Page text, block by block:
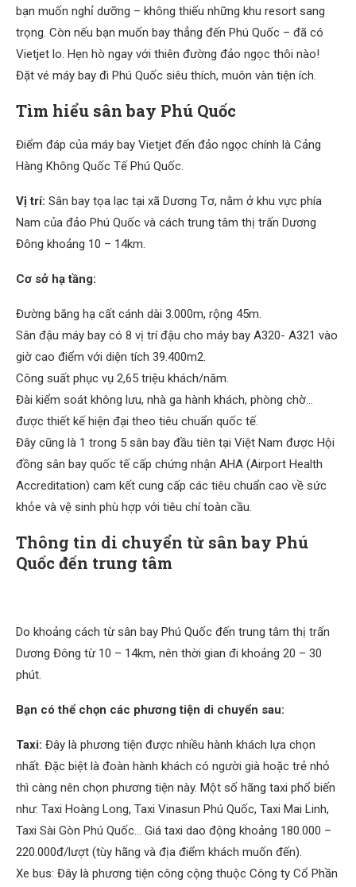
bạn muốn nghỉ dưỡng – không thiếu những khu resort sang
trọng. Còn nếu bạn muốn bay thẳng đến Phú Quốc – đã có
Vietjet lo. Hẹn hò ngay với thiên đường đảo ngọc thôi nào!
Đặt vé máy bay đi Phú Quốc siêu thích, muôn vàn tiện ích.
Tìm hiểu sân bay Phú Quốc
Điểm đáp của máy bay Vietjet đến đảo ngọc chính là Cảng
Hàng Không Quốc Tế Phú Quốc.
Vị trí: Sân bay tọa lạc tại xã Dương Tơ, nằm ở khu vực phía
Nam của đảo Phú Quốc và cách trung tâm thị trấn Dương
Đông khoảng 10 – 14km.
Cơ sở hạ tầng:
Đường băng hạ cất cánh dài 3.000m, rộng 45m.
Sân đậu máy bay có 8 vị trí đậu cho máy bay A320- A321 vào
giờ cao điểm với diện tích 39.400m2.
Công suất phục vụ 2,65 triệu khách/năm.
Đài kiểm soát không lưu, nhà ga hành khách, phòng chờ…
được thiết kế hiện đại theo tiêu chuẩn quốc tế.
Đây cũng là 1 trong 5 sân bay đầu tiên tại Việt Nam được Hội
đồng sân bay quốc tế cấp chứng nhận AHA (Airport Health
Accreditation) cam kết cung cấp các tiêu chuẩn cao về sức
khỏe và vệ sinh phù hợp với tiêu chí toàn cầu.
Thông tin di chuyển từ sân bay Phú
Quốc đến trung tâm
Do khoảng cách từ sân bay Phú Quốc đến trung tâm thị trấn
Dương Đông từ 10 – 14km, nên thời gian đi khoảng 20 – 30
phút.
Bạn có thể chọn các phương tiện di chuyển sau:
Taxi: Đây là phương tiện được nhiều hành khách lựa chọn
nhất. Đặc biệt là đoàn hành khách có người già hoặc trẻ nhỏ
thì càng nên chọn phương tiện này. Một số hãng taxi phổ biến
như: Taxi Hoàng Long, Taxi Vinasun Phú Quốc, Taxi Mai Linh,
Taxi Sài Gòn Phú Quốc… Giá taxi dao động khoảng 180.000 –
220.000đ/lượt (tùy hãng và địa điểm khách muốn đến).
Xe bus: Đây là phương tiện công cộng thuộc Công ty Cổ Phần